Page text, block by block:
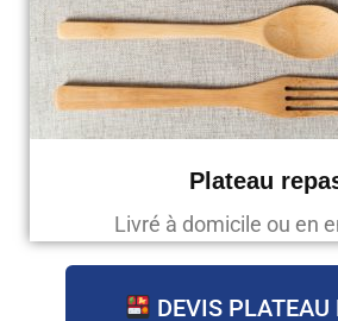
Plateau
Livré à domicile ou en
DEVIS PLATEAU